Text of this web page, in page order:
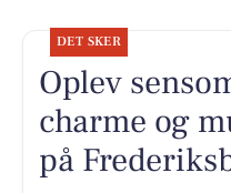
DET SKER
Oplev
charme og
på